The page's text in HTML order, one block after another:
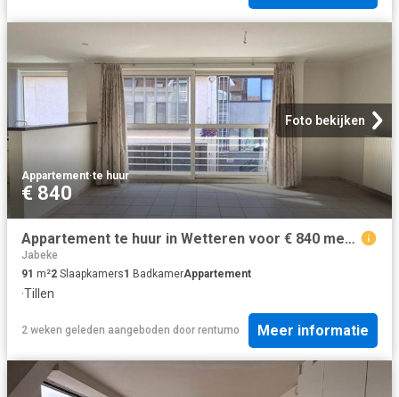
Foto bekijken
Appartement·te huur
€ 840
Appartement te huur in Wetteren voor € 840 met 2 slaapkamers
Jabeke
91 m²2 Slaapkamers1 BadkamerAppartement
·Tillen
2 weken geleden aangeboden door rentumo Meer informatie